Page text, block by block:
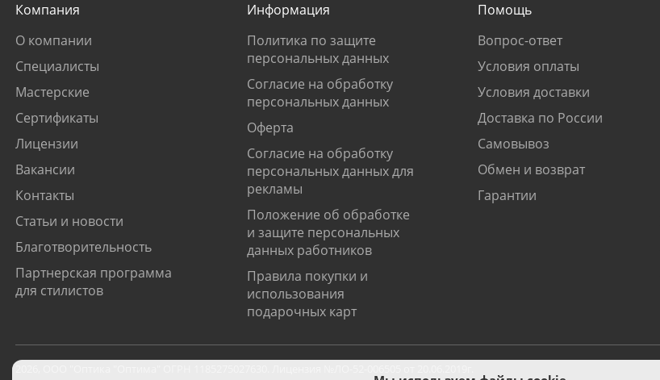
Компания
О компании
Специалисты
Мастерские
Сертификаты
Лицензии
Вакансии
Контакты
Статьи и новости
Благотворительность
Партнерская программа
для стилистов
Информация
Политика по защите
персональных данных
Согласие на обработку
персональных данных
Оферта
Согласие на обработку
персональных данных для
рекламы
Положение об обработке
и защите персональных
данных работников
Правила покупки и
использования
подарочных карт
Помощь
Вопрос-ответ
Условия оплаты
Условия доставки
Доставка по России
Самовывоз
Обмен и возврат
Гарантии